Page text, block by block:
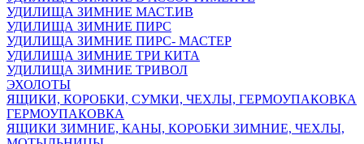
УДИЛИЩА ЗИМНИЕ МАСТ.ИВ
УДИЛИЩА ЗИМНИЕ ПИРС
УДИЛИЩА ЗИМНИЕ ПИРС- МАСТЕР
УДИЛИЩА ЗИМНИЕ ТРИ КИТА
УДИЛИЩА ЗИМНИЕ ТРИВОЛ
ЭХОЛОТЫ
ЯЩИКИ, КОРОБКИ, СУМКИ, ЧЕХЛЫ, ГЕРМОУПАКОВКА
ГЕРМОУПАКОВКА
ЯЩИКИ ЗИМНИЕ, КАНЫ, КОРОБКИ ЗИМНИЕ, ЧЕХЛЫ,